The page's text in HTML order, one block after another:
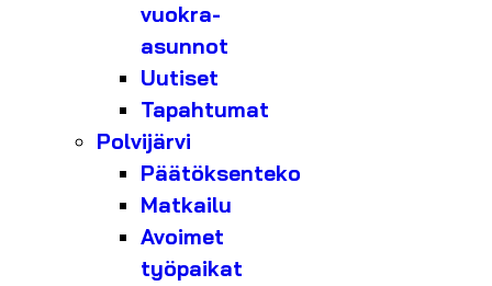
vuokra-
asunnot
Uutiset
Tapahtumat
Polvijärvi
Päätöksenteko
Matkailu
Avoimet
työpaikat